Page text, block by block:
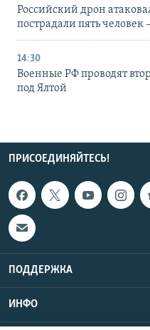
Российский дрон
пострадали пять человек
14:30
Военные РФ проводят
под Ялтой
ПРИСОЕДИНЯЙТЕСЬ!
ПОДДЕРЖКА
ИНФО